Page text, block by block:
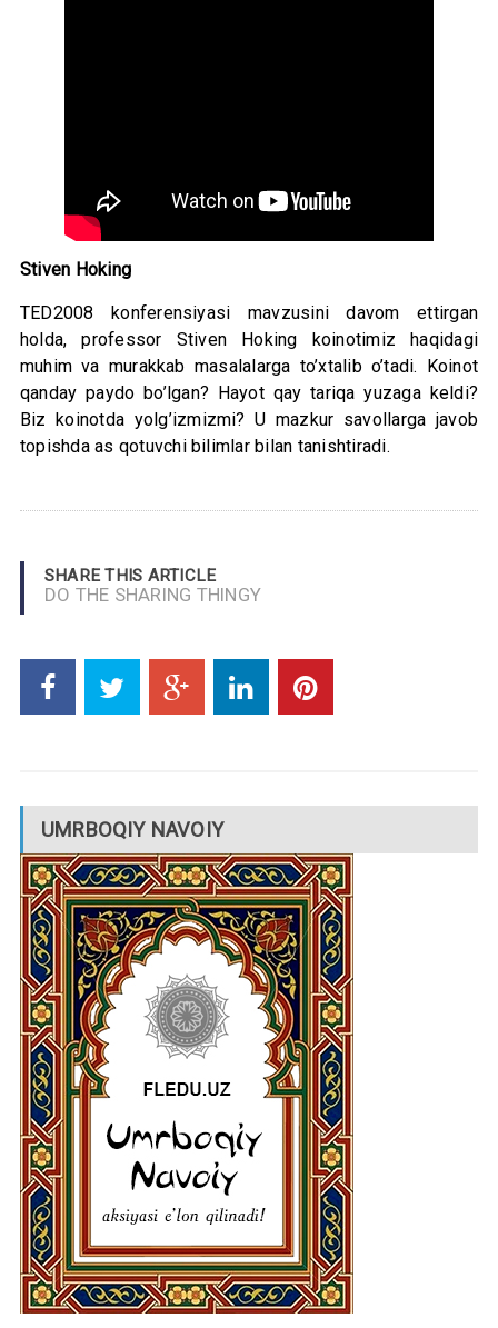
Stiven Hoking
TED2008 konferensiyasi mavzusini davom ettirgan
holda, professor Stiven Hoking koinotimiz haqidagi
muhim va murakkab masalalarga to’xtalib o’tadi. Koinot
qanday paydo bo’lgan? Hayot qay tariqa yuzaga keldi?
Biz koinotda yolg’izmizmi? U mazkur savollarga javob
topishda as qotuvchi bilimlar bilan tanishtiradi.
SHARE THIS ARTICLE
DO THE SHARING THINGY
UMRBOQIY NAVOIY